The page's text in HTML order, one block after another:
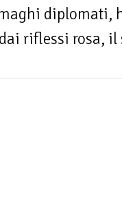
diplomati,
riflessi rosa, il